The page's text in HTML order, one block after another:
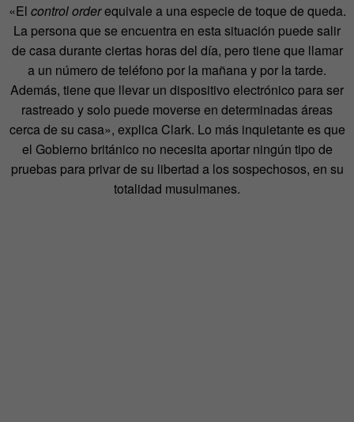
«El control orderequivale a una especie de toque de queda.
La persona que se encuentra en esta situación puede salir
de casa durante ciertas horas del día, pero tiene que llamar
a un número de teléfono por la mañana y por la tarde.
Además, tiene que llevar un dispositivo electrónico para ser
rastreado y solo puede moverse en determinadas áreas
cerca de su casa», explica Clark. Lo más inquietante es que
el Gobierno británico no necesita aportar ningún tipo de
pruebas para privar de su libertad a los sospechosos, en su
totalidad musulmanes.